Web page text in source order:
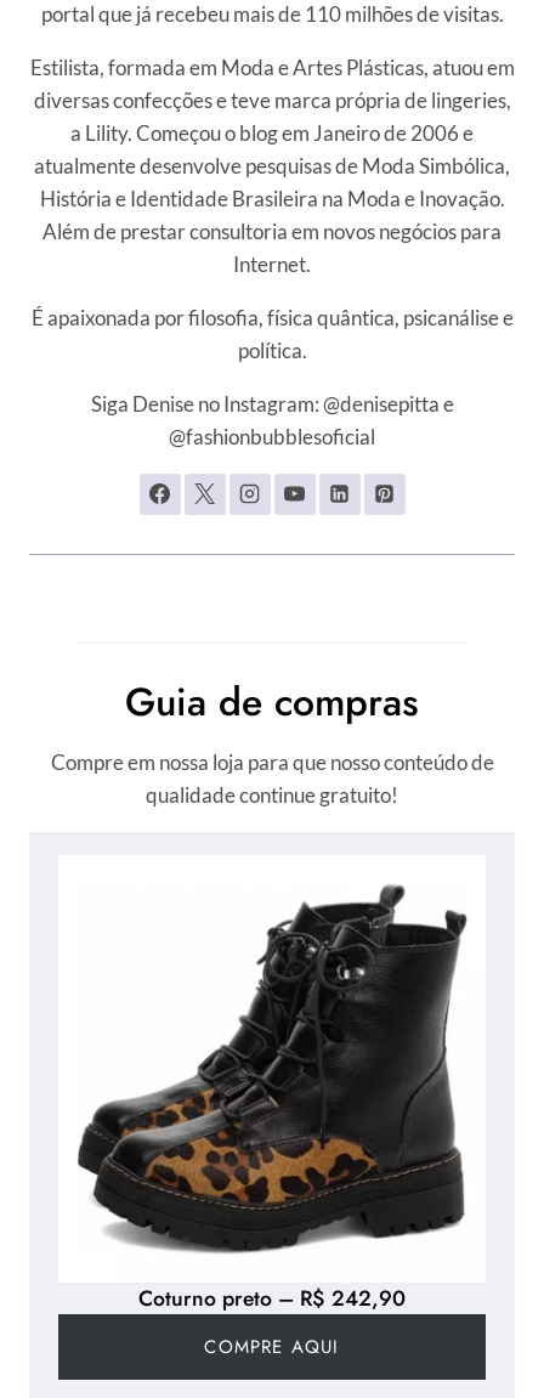
portal que já recebeu mais de 110 milhões de visitas.
Estilista, formada em Moda e Artes Plásticas, atuou em
diversas confecções e teve marca própria de lingeries,
a Lility. Começou o blog em Janeiro de 2006 e
atualmente desenvolve pesquisas de Moda Simbólica,
História e Identidade Brasileira na Moda e Inovação.
Além de prestar consultoria em novos negócios para
Internet.
É apaixonada por filosofia, física quântica, psicanálise e
política.
Siga Denise no Instagram: @denisepitta e
@fashionbubblesoficial
Guia de compras
Compre em nossa loja para que nosso conteúdo de
qualidade continue gratuito!
Coturno preto – R$ 242,90
COMPRE AQUI